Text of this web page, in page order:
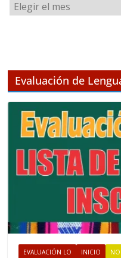
r
o
Evaluación de
EVALUACIÓN LO INICIO